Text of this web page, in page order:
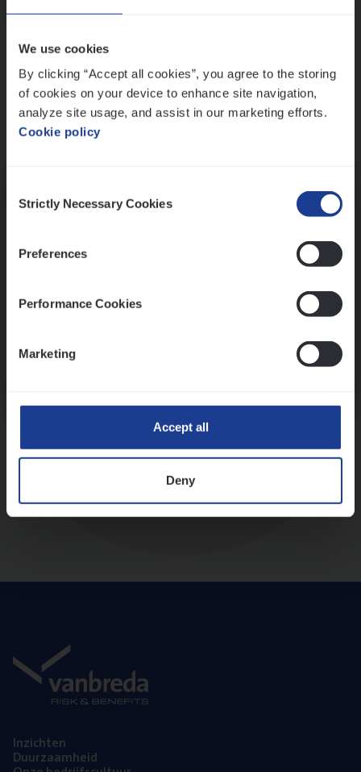
We use cookies
By clicking “Accept all cookies”, you agree to the storing
of cookies on your device to enhance site navigation,
analyze site usage, and assist in our marketing efforts.
Cookie policy
Selection
Strictly Necessary Cookies
Preferences
Performance Cookies
Marketing
Accept all
Deny
Inzich­ten
Duur­zaam­heid